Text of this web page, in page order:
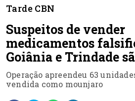
Tarde CBN
Suspeitos de vender
medicamentos
Goiânia e Trindade
Operação apreendeu 63
vendida como mounjaro